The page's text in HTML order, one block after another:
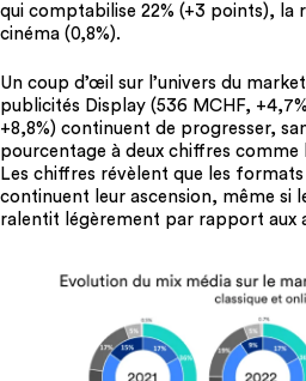
qui comptabilise 22% (+3 points), la
cinéma (0,8%).
Un coup d’œil sur l’univers du
publicités Display (536 MCHF,
+8,8%) continuent de progresser,
pourcentage à deux chiffres comme
Les chiffres révèlent que les
continuent leur ascension, même si
ralentit légèrement par rapport aux